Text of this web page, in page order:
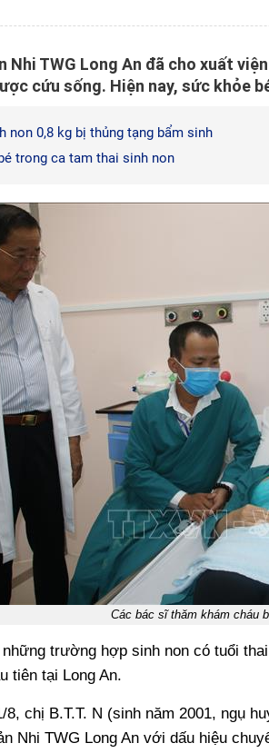
Nhi TWG Long An đã cho xuất
cứu sống. Hiện nay, sức khỏe
non 0,8 kg bị thủng tạng bẩm sinh
trong ca tam thai sinh non
Các bác sĩ thăm khám cháu
trường hợp sinh non có tuổi
tiên tại Long An.
8, chị B.T.T. N (sinh năm 2001, ngụ
Nhi TWG Long An với dấu hiệu